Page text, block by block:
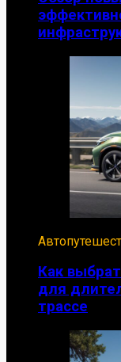
Как
для
трассе